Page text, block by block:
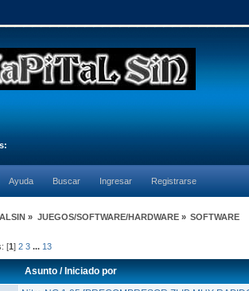
Ayuda Buscar Ingresar Registrarse
» JUEGOS/SOFTWARE/HARDWARE» SOFTWARE
[1]2 3 ... 13
Asunto/Iniciado por